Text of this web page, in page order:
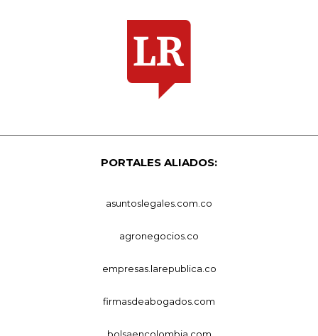
PORTALES ALIADOS:
asuntoslegales.com.co
agronegocios.co
empresas.larepublica.co
firmasdeabogados.com
bolsaencolombia.com